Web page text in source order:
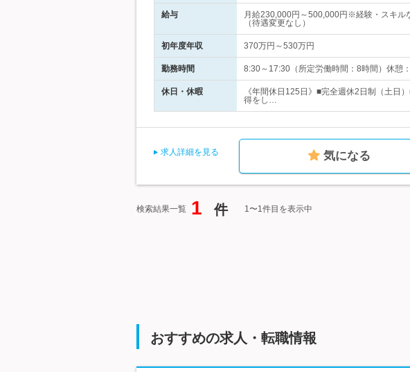
給与
月給230,000円～500,000円※経験・スキル
（待遇変更なし）
初年度年収 370万円～530万円
勤務時間 8:30～17:30（所定労働時間：8時間）休憩
休日・休暇
《年間休日125日》■完全週休2日制（土日
得をし…
求人詳細を見る 気になる
検索結果一覧 1 件 1〜1件目を表示中
おすすめの求人・転職情報